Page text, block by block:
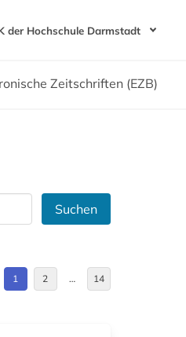
der Hochschule Darmstadt
Zeitschriften (EZB)
Suchen
1 2 … 14